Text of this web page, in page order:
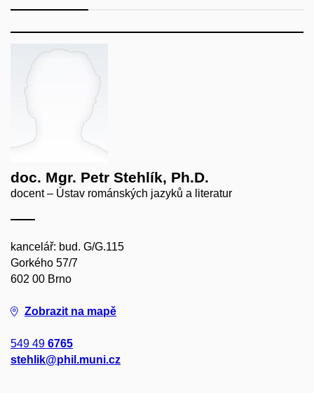
doc. Mgr. Petr Stehlík, Ph.D.
docent – Ústav románských jazyků a literatur
kancelář: bud. G/G.115
Gorkého 57/7
602 00 Brno
Zobrazit na mapě
549 49 6765
stehlik@phil.muni.cz